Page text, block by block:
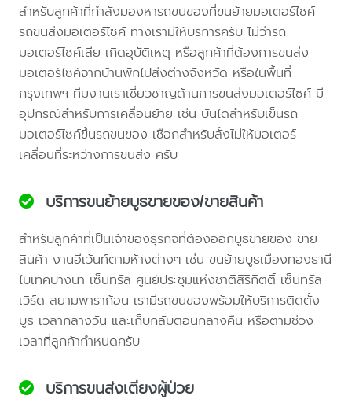
สำหรับลูกค้าที่กำลังมองหารถขนของที่ขนย้ายมอเตอร์ไซค์
รถขนส่งมอเตอร์ไซค์ ทางเรามีให้บริการครับ ไม่ว่ารถ
มอเตอร์ไซค์เสีย เกิดอุบัติเหตุ หรือลูกค้าที่ต้องการขนส่ง
มอเตอร์ไซค์จากบ้านพักไปส่งต่างจังหวัด หรือในพื้นที่
กรุงเทพฯ ทีมงานเราเชี่ยวชาญด้านการขนส่งมอเตอร์ไซค์ มี
อุปกรณ์สำหรับการเคลื่อนย้าย เช่น บันไดสำหรับเข็นรถ
มอเตอร์ไซค์ขึ้นรถขนของ เชือกสำหรับลั้งไม่ให้มอเตอร์
เคลื่อนที่ระหว่างการขนส่ง ครับ
บริการขนย้ายบูธขายของ/ขายสินค้า
สำหรับลูกค้าที่เป็นเจ้าของธุรกิจที่ต้องออกบูธขายของ ขาย
สินค้า งานอีเว้นท์ตามห้างต่างๆ เช่น ขนย้ายบูธเมืองทองธานี
ไบเทคบางนา เซ็นทรัล ศูนย์ประชุมแห่งชาติสิริกิตติ์ เซ็นทรัล
เวิร์ด สยามพาราก้อน เรามีรถขนของพร้อมให้บริการติดตั้ง
บูธ เวลากลางวัน และเก็บกลับตอนกลางคืน หรือตามช่วง
เวลาที่ลูกค้ากำหนดครับ
บริการขนส่งเตียงผู้ป่วย